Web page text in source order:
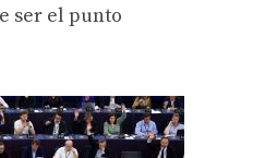
ser el punto